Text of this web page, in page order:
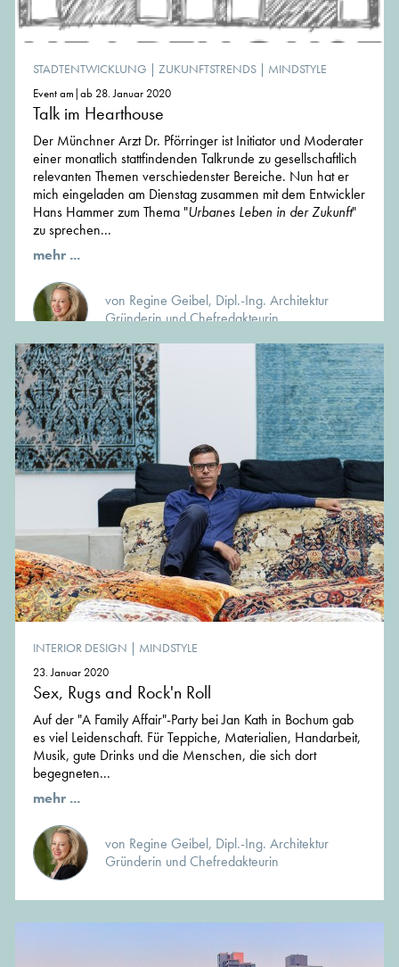
STADTENTWICKLUNG | ZUKUNFTSTRENDS | MINDSTYLE
Event am|ab 28. Januar 2020
Talk im Hearthouse
Der Münchner Arzt Dr. Pförringer ist Initiator und Moderater
einer monatlich stattfindenden Talkrunde zu gesellschaftlich
relevanten Themen verschiedenster Bereiche. Nun hat er
mich eingeladen am Dienstag zusammen mit dem Entwickler
Hans Hammer zum Thema "Urbanes Leben in der Zukunft"
zu sprechen...
mehr ...
von Regine Geibel, Dipl.-Ing. Architektur
Gründerin und Chefredakteurin
INTERIOR DESIGN | MINDSTYLE
23. Januar 2020
Sex, Rugs and Rock'n Roll
Auf der "A Family Affair"-Party bei Jan Kath in Bochum gab
es viel Leidenschaft. Für Teppiche, Materialien, Handarbeit,
Musik, gute Drinks und die Menschen, die sich dort
begegneten...
mehr ...
von Regine Geibel, Dipl.-Ing. Architektur
Gründerin und Chefredakteurin